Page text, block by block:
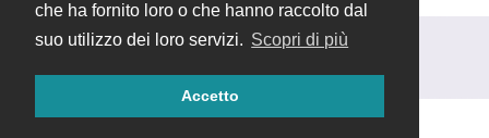
che ha fornito loro o che hanno raccolto dal
suo utilizzo dei loro servizi. Scopri di più
Accetto
Rispondi alla discussione...